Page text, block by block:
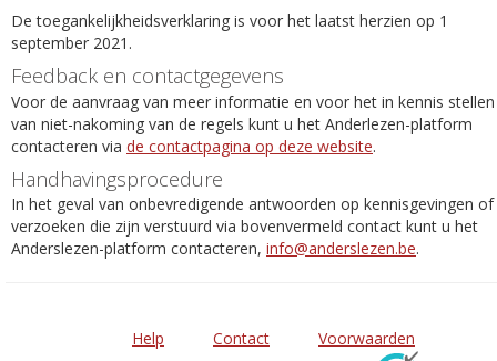
De toegankelijkheidsverklaring is voor het laatst herzien op 1
september 2021.
Feedback en contactgegevens
Voor de aanvraag van meer informatie en voor het in kennis stellen
van niet-nakoming van de regels kunt u het Anderlezen-platform
contacteren via de contactpagina op deze website.
Handhavingsprocedure
In het geval van onbevredigende antwoorden op kennisgevingen of
verzoeken die zijn verstuurd via bovenvermeld contact kunt u het
Anderslezen-platform contacteren, info@anderslezen.be.
Help Contact
Voorwaarden